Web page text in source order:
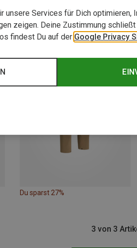
Du sparst 27%
3 von 3
unsere Services für Dich optimieren,
zeigen. Deine Zustimmung
findest Du auf der Google Privacy